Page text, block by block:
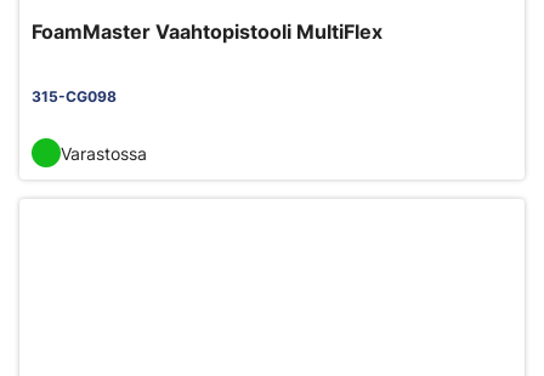
FoamMaster Vaahtopistooli MultiFlex
315-CG098
Varastossa